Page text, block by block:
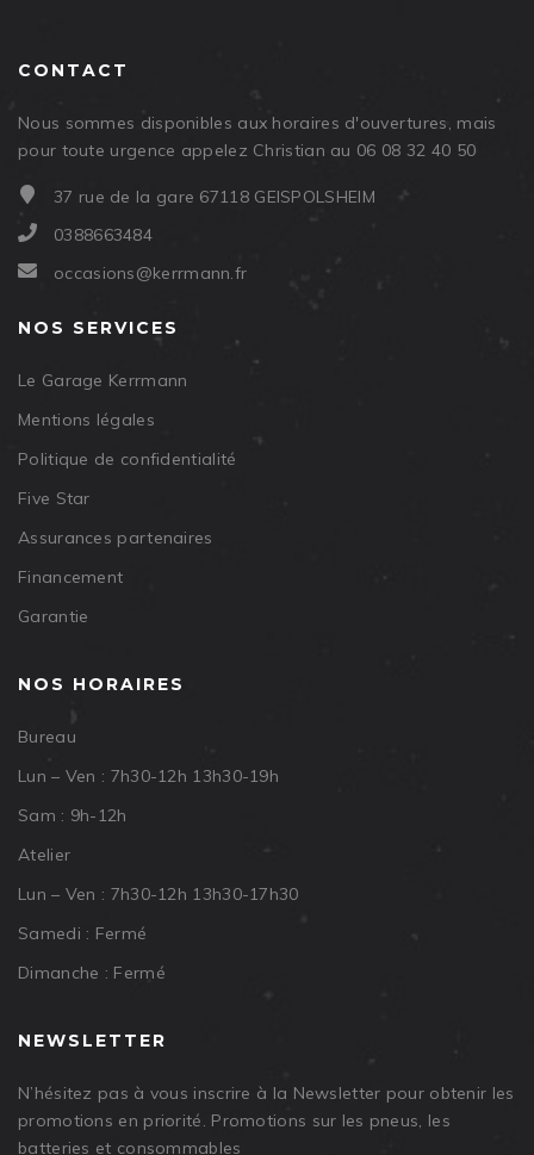
CONTACT
Nous sommes disponibles aux horaires d'ouvertures, mais
pour toute urgence appelez Christian au 06 08 32 40 50
37 rue de la gare 67118 GEISPOLSHEIM
0388663484
occasions@kerrmann.fr
NOS SERVICES
Le Garage Kerrmann
Mentions légales
Politique de confidentialité
Five Star
Assurances partenaires
Financement
Garantie
NOS HORAIRES
Bureau
Lun – Ven : 7h30-12h 13h30-19h
Sam : 9h-12h
Atelier
Lun – Ven : 7h30-12h 13h30-17h30
Samedi : Fermé
Dimanche : Fermé
NEWSLETTER
N’hésitez pas à vous inscrire à la Newsletter pour obtenir les
promotions en priorité. Promotions sur les pneus, les
batteries et consommables